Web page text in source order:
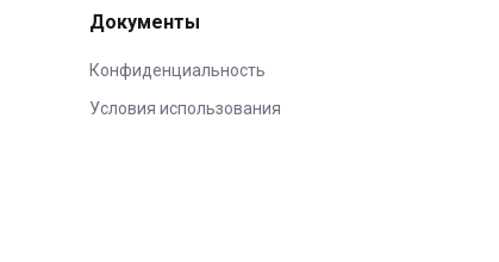
Документы
Конфиденциальность
Условия использования